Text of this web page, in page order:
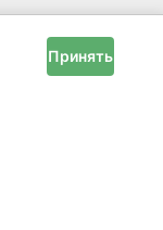
Принять